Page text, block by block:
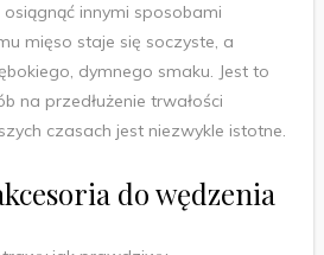
innymi sposobami
mięso staje się soczyste, a
dymnego smaku. Jest to
na przedłużenie trwałości
czasach jest niezwykle istotne.
do wędzenia